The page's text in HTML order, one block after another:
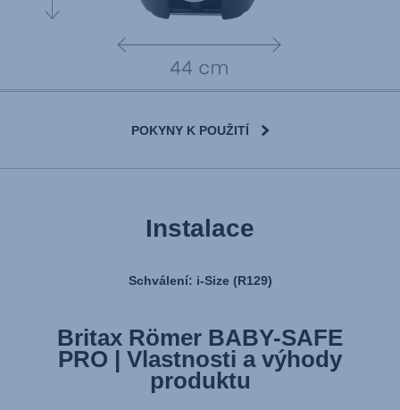
POKYNY K POUŽITÍ
Instalace
Schválení: i-Size (R129)
Britax Römer BABY-SAFE
PRO | Vlastnosti a výhody
produktu